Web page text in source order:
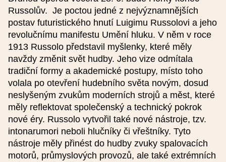
Russolův. Je poctou jedné z nejvýznamnějších
postav futuristického hnutí Luigimu Russolovi a jeho
revolučnímu manifestu Umění hluku. V něm v roce
1913 Russolo představil myšlenky, které měly
navždy změnit svět hudby. Jeho vize odmítala
tradiční formy a akademické postupy, místo toho
volala po otevření hudebního světa novým, dosud
neslyšeným zvukům moderních strojů a měst, které
měly reflektovat společenský a technický pokrok
nové éry. Russolo vytvořil také nové nástroje, tzv.
intonarumori neboli hlučníky či vřeštníky. Tyto
nástroje měly přinést do hudby zvuky spalovacích
motorů, průmyslových provozů, ale také extrémních
Ulice
Město
PSČ
Kontakt na pořadatele